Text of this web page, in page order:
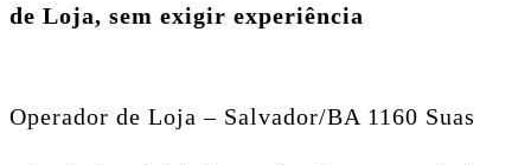
de Loja, sem exigir experiência
Operador de Loja – Salvador/BA 1160 Suas